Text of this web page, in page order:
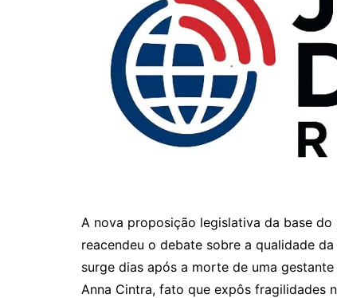
A nova proposição legislativa da base
reacendeu o debate sobre a qualidade
surge dias após a morte de uma
Anna Cintra, fato que expôs fragilidades